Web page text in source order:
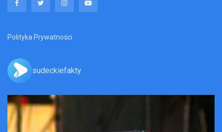
Polityka Prywatności
sudeckiefakty